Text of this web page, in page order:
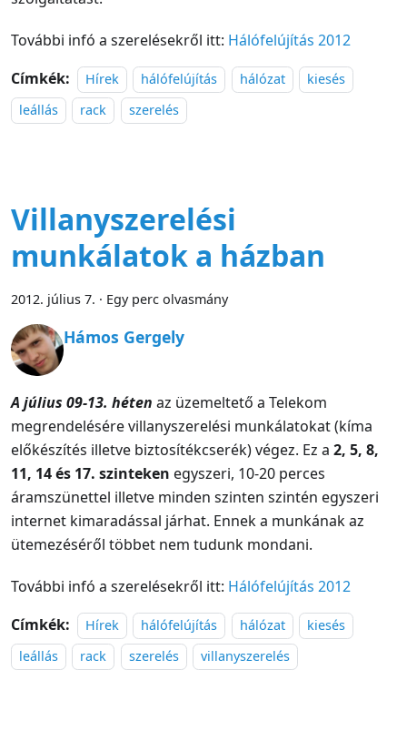
További infó a szerelésekről itt: Hálófelújítás 2012
Címkék:
Hírek hálófelújítás hálózat
kiesés
leállás
rack szerelés
Villanyszerelési
munkálatok a házban
2012. július 7. · Egy perc olvasmány
Hámos Gergely
A július 09-13. héten az üzemeltető a Telekom
megrendelésére villanyszerelési munkálatokat (kíma
előkészítés illetve biztosítékcserék) végez. Ez a 2, 5, 8,
11, 14 és 17. szinteken egyszeri, 10-20 perces
áramszünettel illetve minden szinten szintén egyszeri
internet kimaradással járhat. Ennek a munkának az
ütemezéséről többet nem tudunk mondani.
További infó a szerelésekről itt: Hálófelújítás 2012
Címkék:
Hírek hálófelújítás hálózat
kiesés
leállás
rack szerelés villanyszerelés